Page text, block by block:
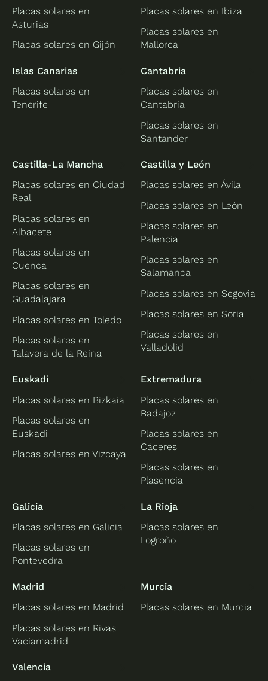
Placas solares en
Asturias
Placas solares en Gijón
Placas solares en Ibiza
Placas solares en
Mallorca
Islas Canarias
Placas solares en
Tenerife
Cantabria
Placas solares en
Cantabria
Placas solares en
Santander
Castilla-La Mancha
Placas solares en Ciudad
Real
Placas solares en
Albacete
Placas solares en
Cuenca
Placas solares en
Guadalajara
Placas solares en Toledo
Placas solares en
Talavera de la Reina
Castilla y León
Placas solares en Ávila
Placas solares en León
Placas solares en
Palencia
Placas solares en
Salamanca
Placas solares en Segovia
Placas solares en Soria
Placas solares en
Valladolid
Euskadi
Placas solares en Bizkaia
Placas solares en
Euskadi
Placas solares en Vizcaya
Extremadura
Placas solares en
Badajoz
Placas solares en
Cáceres
Placas solares en
Plasencia
Galicia
Placas solares en Galicia
Placas solares en
Pontevedra
La Rioja
Placas solares en
Logroño
Madrid
Placas solares en Madrid
Placas solares en Rivas
Vaciamadrid
Murcia
Placas solares en Murcia
Valencia